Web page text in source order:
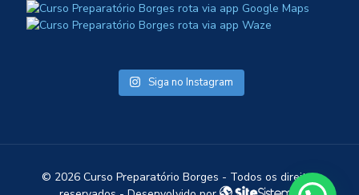
Siga no Instagram
© 2026 Curso Preparatório Borges - Todos os direitos
1